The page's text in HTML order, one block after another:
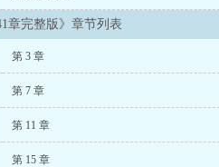
章完整版》章节列表
第 3 章
第 7 章
第 11 章
第 15 章